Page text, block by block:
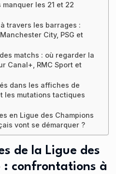
les 21 et 22
travers les barrages :
City, PSG et
matchs : où regarder la
Canal+, RMC Sport et
dans les affiches de
les mutations tactiques
en Ligue des Champions
vont se démarquer ?
de la Ligue des
: confrontations à